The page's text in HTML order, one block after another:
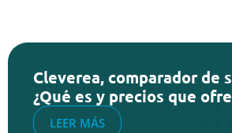
Cleverea, comparador de
¿Qué es y precios que
LEER MÁS